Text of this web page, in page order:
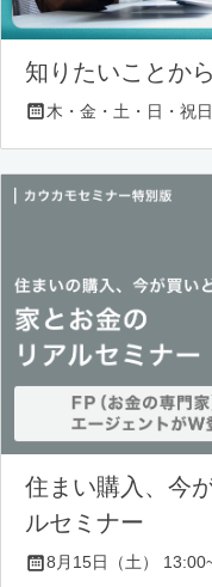
知りたいことか
住まい購入、今
ルセミナー
8月15日（土）